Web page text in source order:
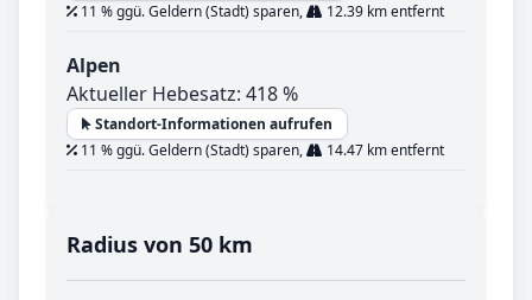
11 % ggü. Geldern (Stadt) sparen,
12.39 km entfernt
Alpen
Aktueller Hebesatz: 418 %
Standort-Informationen aufrufen
11 % ggü. Geldern (Stadt) sparen,
14.47 km entfernt
Radius von 50 km